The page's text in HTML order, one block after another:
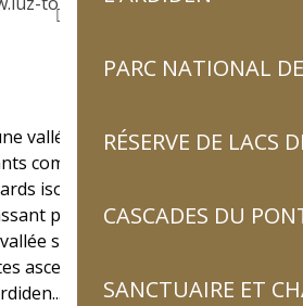
PARC NATIONAL
RÉSERVE DE LACS
CASCADES DU
SANCTUAIRE ET
vallée aux milles trésors, des
comme Gavarnie, aux
isolés dans la Réserve du
par le fameux col du
saura vous surprendre.
ascensionnent le col du